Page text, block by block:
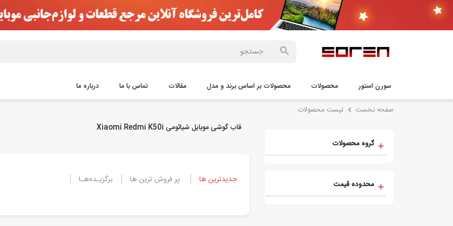
سورن استور محصولات محصولات بر اساس برند و مدل مقالات تماس با ما درباره ما
صفحه نخست لیست محصولات
گروه محصولات
محدوده قیمت
قاب گوشی موبایل شیائومی Xiaomi Redmi K50i
جدیدترین ها پر فروش ترین ها برگزیـده‌هـا